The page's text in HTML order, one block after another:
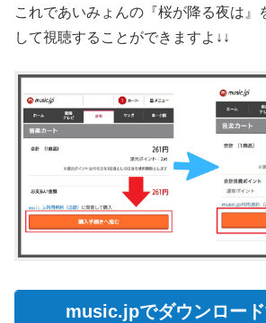
これであいみょんの『桜が降る夜は』
して視聴することができますよ↓↓
music.jpでダウンロー